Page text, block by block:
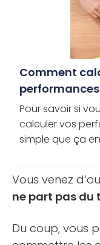
Comment
Pour savoir si
calculer vos
simple que ça
Vous venez
ne part pas du
Du coup, vous